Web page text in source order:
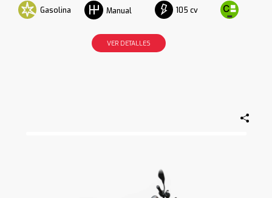
Gasolina Manual 105 cv
VER DETALLES